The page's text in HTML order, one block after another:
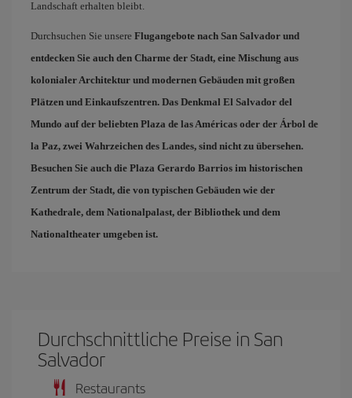
Landschaft erhalten bleibt.
Durchsuchen Sie unsere Flugangebote nach San Salvador und
entdecken Sie auch den Charme der Stadt, eine Mischung aus
kolonialer Architektur und modernen Gebäuden mit großen
Plätzen und Einkaufszentren. Das Denkmal El Salvador del
Mundo auf der beliebten Plaza de las Américas oder der Árbol de
la Paz, zwei Wahrzeichen des Landes, sind nicht zu übersehen.
Besuchen Sie auch die Plaza Gerardo Barrios im historischen
Zentrum der Stadt, die von typischen Gebäuden wie der
Kathedrale, dem Nationalpalast, der Bibliothek und dem
Nationaltheater umgeben ist.
Durchschnittliche Preise in San
Salvador
Restaurants